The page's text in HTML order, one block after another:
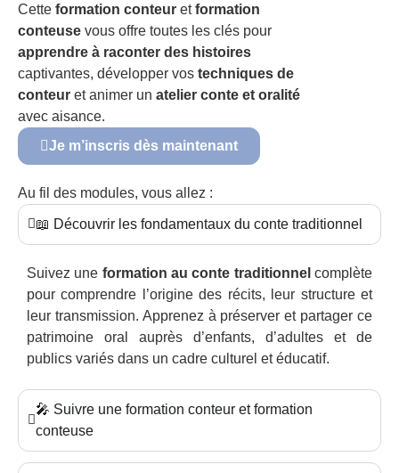
Cette formation conteur etformation
conteuse vous offre toutes les clés pour
apprendre à raconter des histoires
captivantes, développer vos techniques de
conteur et animer un atelier conte et oralité
avec aisance.
Je m’inscris dès maintenant
Au fil des modules, vous allez :
📖 Découvrir les fondamentaux du conte traditionnel
Suivez une formation au conte traditionnel complète
pour comprendre l’origine des récits, leur structure et
leur transmission. Apprenez à préserver et partager ce
patrimoine oral auprès d’enfants, d’adultes et de
publics variés dans un cadre culturel et éducatif.
🎤 Suivre une formation conteur et formation
conteuse